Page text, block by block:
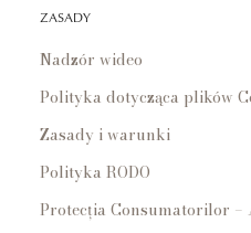
ZASADY
Nadzór wideo
Polityka dotycząca plików
Zasady i warunki
Polityka RODO
Protecția Consumatorilor –